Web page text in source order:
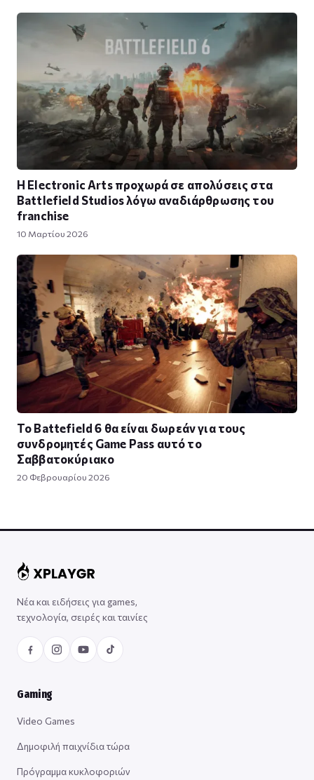
Η Electronic Arts προχωρά σε απολύσεις στα
Battlefield Studios λόγω αναδιάρθρωσης του
franchise
10 Μαρτίου 2026
To Battefield 6 θα είναι δωρεάν για τους
συνδρομητές Game Pass αυτό το
Σαββατοκύριακο
20 Φεβρουαρίου 2026
Νέα και ειδήσεις για games,
τεχνολογία, σειρές και ταινίες
Gaming
Video Games
Δημοφιλή παιχνίδια τώρα
Πρόγραμμα κυκλοφοριών